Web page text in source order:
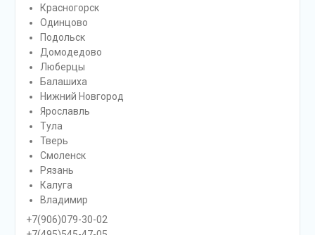
Красногорск
Одинцово
Подольск
Домодедово
Люберцы
Балашиха
Нижний Новгород
Ярославль
Тула
Тверь
Смоленск
Рязань
Калуга
Владимир
+7(906)079-30-02